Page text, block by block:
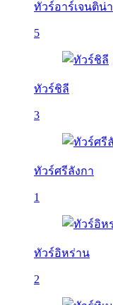
ทัวร์อาร์เจนติน่า
5
ทัวร์ชิลี
3
ทัวร์ศรีลังกา
1
ทัวร์อิหร่าน
2